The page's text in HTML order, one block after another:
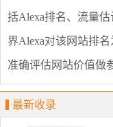
括Alexa排名、流量
界Alexa对该网站排
准确评估网站价值做
最新收录